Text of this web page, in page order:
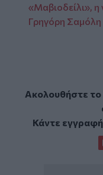
«Μαβιοδείλι», η
Γρηγόρη Σαμόλη
Ακολουθήστε
Κάντε